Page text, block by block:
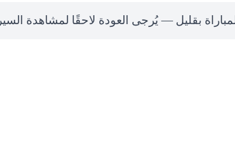
بقليل — يُرجى العودة لاحقًا لمشاهدة